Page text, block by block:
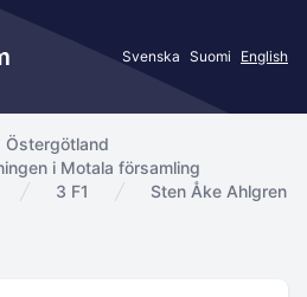
Svenska Suomi English
Östergötland
i Motala församling
3 F1 Sten Åke Ahlgren